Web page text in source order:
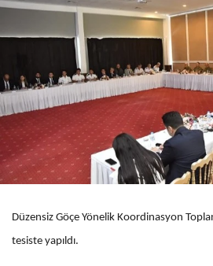
Düzensiz Göçe Yönelik Koordinasyon
tesiste yapıldı.